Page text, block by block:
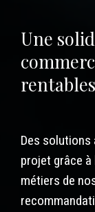
Une
rentables
Des solutions
projet grâce à
métiers de